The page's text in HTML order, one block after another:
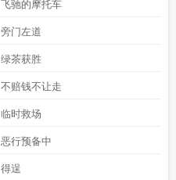
飞驰的摩托车
旁门左道
绿茶获胜
不赔钱不让走
临时救场
恶行预备中
得逞